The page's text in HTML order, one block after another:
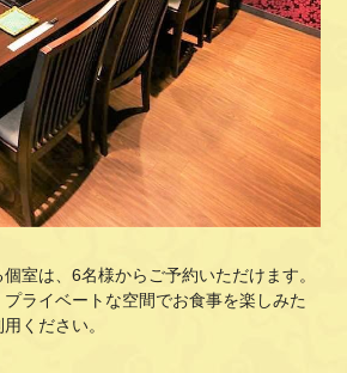
個室は、6名様からご予約いただけます。
ライベートな空間でお食事を楽しみた
ください。